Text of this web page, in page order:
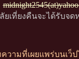
ยเที่ยงคืนจะได้รับจด
ามที่เผยแพร่บนเว็ป